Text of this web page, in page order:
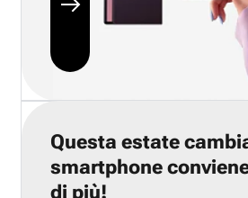
Questa estate
smartphone
di più!